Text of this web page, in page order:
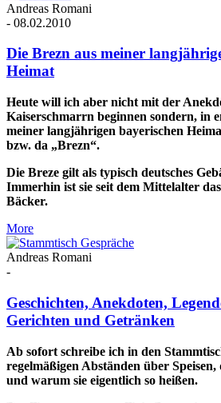
Andreas Romani
- 08.02.2010
Die Brezn aus meiner
Heimat
Heute will ich aber nicht mit der
Kaiserschmarrn beginnen sondern, in
meiner langjährigen bayerischen
bzw. da „Brezn“.
Die Breze gilt als typisch deutsches
Immerhin ist sie seit dem Mittelalter
Bäcker.
More
Andreas Romani
-
Geschichten, Anekdoten,
Gerichten und Getränken
Ab sofort schreibe ich in den
regelmäßigen Abständen über
und warum sie eigentlich so heißen.